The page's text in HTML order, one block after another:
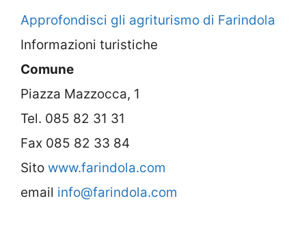
Approfondisci gli agriturismo di Farindola
Informazioni turistiche
Comune
Piazza Mazzocca, 1
Tel. 085 82 31 31
Fax 085 82 33 84
Sito www.farindola.com
email info@farindola.com